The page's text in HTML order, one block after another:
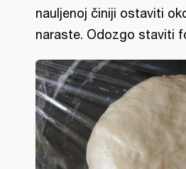
nauljenoj činiji ostaviti
naraste. Odozgo staviti